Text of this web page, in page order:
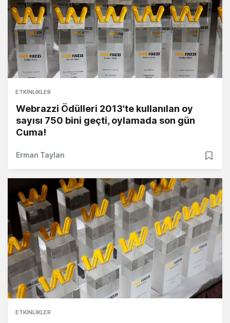
ETKINLIKLER
Webrazzi Ödülleri 2013'te kullanılan oy
sayısı 750 bini geçti, oylamada son gün
Cuma!
Erman Taylan
ETKINLIKLER